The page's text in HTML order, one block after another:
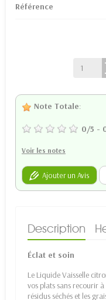
Référence
Note Totale:
0/5 -
Voir les notes
Ajouter un Avis
Description
Éclat et soin
Le Liquide Vaisselle
vos plats sans recourir
résidus séchés et les